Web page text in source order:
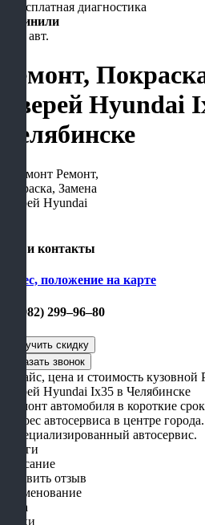
Починили
5000 авт.
Ремонт,
Дверей Hyundai
Челябинске
Наши контакты
Адрес, положение на карте
+7 (982) 299‒96‒80
- Прайс, цена и стоимость
Дверей Hyundai Ix35 в Челябинске
- Ремонт автомобиля в короткие
- Адрес автосервиса в центре города.
- Специализированный автосервис.
Услуги
Описание
Оставить отзыв
Наименование
Цена
Сроки